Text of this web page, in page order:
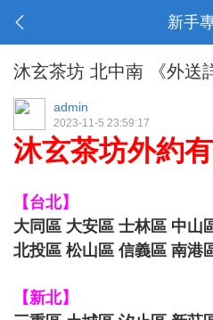
新手
沐玄茶坊 北中南 《外送
admin
2023-11-5 23:59:17
沐玄茶坊外約
【台北】
大同區 大安區 士林區 中山
北投區 松山區 信義區 南港
【新北】